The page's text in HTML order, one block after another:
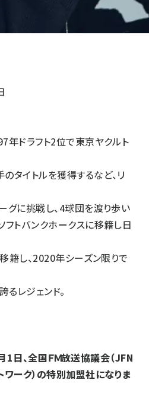
年ドラフト2位で東京ヤクルト
タイトルを獲得するなど、リ
グに挑戦し、4球団を渡り歩い
フトバンクホークスに移籍し日
籍し、2020年シーズン限りで
レジェンド。
、全国ＦＭ放送協議会（JFN
ーク）の特別加盟社になりま